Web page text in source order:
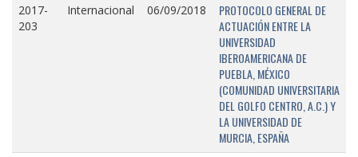
2017-
203
Internacional 06/09/2018
PROTOCOLO GENERAL DE
ACTUACIÓN ENTRE LA
UNIVERSIDAD
IBEROAMERICANA DE
PUEBLA, MÉXICO
(COMUNIDAD UNIVERSITARIA
DEL GOLFO CENTRO, A.C.) Y
LA UNIVERSIDAD DE
MURCIA, ESPAÑA